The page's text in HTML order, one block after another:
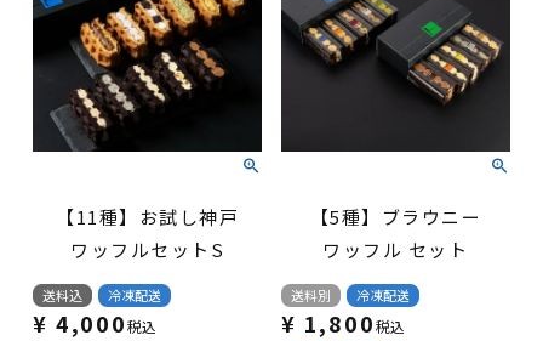
【11種】お試し神戸
ワッフルセットS
送料込 冷凍配送
¥ 4,000税込
【5種】ブラウニー
ワッフル セット
送料別 冷凍配送
¥ 1,800税込